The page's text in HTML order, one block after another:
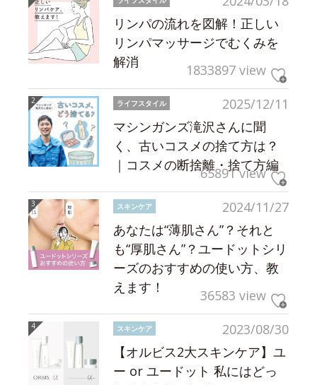
リンパの流れを図解！正しい
リンパマッサージでむくみを
解消
1833897 view
2025/12/11
ライフスタイル
マシンガンズ滝沢さんに聞
く、古いコスメの捨て方は？
｜コスメの断捨離・捨て方編
65891 view
2024/11/27
スキンケア
あなたは“薄肌さん”？それと
も“厚肌さん”？ユードットシリ
ーズのおすすめの使い方、教
えます！
36583 view
2023/08/30
スキンケア
【オルビス2大スキンケア】ユ
ー or ユードット 私にはどっ